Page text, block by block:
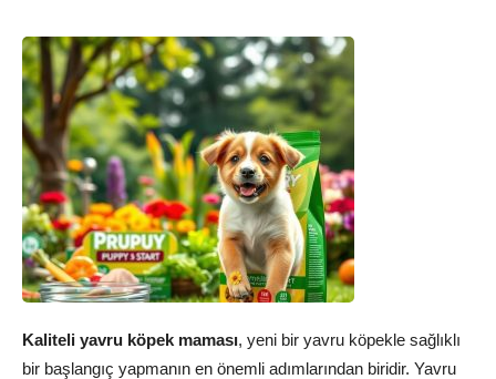
Kaliteli yavru köpek maması, yeni bir yavru köpekle sağlıklı
bir başlangıç yapmanın en önemli adımlarından biridir. Yavru